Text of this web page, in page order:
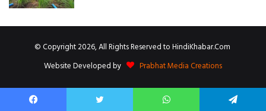
© Copyright 2026, All Rights Reserved to HindiKhabar.Com
Website Developed by
Prabhat Media Creations